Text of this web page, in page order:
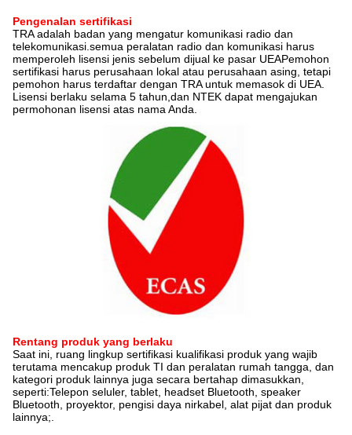
Pengenalan sertifikasi
TRA adalah badan yang mengatur komunikasi radio dan
telekomunikasi.semua peralatan radio dan komunikasi harus
memperoleh lisensi jenis sebelum dijual ke pasar UEAPemohon
sertifikasi harus perusahaan lokal atau perusahaan asing, tetapi
pemohon harus terdaftar dengan TRA untuk memasok di UEA.
Lisensi berlaku selama 5 tahun,dan NTEK dapat mengajukan
permohonan lisensi atas nama Anda.
Rentang produk yang berlaku
Saat ini, ruang lingkup sertifikasi kualifikasi produk yang wajib
terutama mencakup produk TI dan peralatan rumah tangga, dan
kategori produk lainnya juga secara bertahap dimasukkan,
seperti:Telepon seluler, tablet, headset Bluetooth, speaker
Bluetooth, proyektor, pengisi daya nirkabel, alat pijat dan produk
lainnya;.